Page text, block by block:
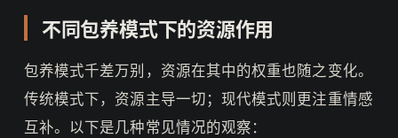
不同包养模式下的资源作用
包养模式千差万别，资源在其中的权重也随之变化。
传统模式下，资源主导一切；现代模式则更注重情感
互补。以下是几种常见情况的观察：